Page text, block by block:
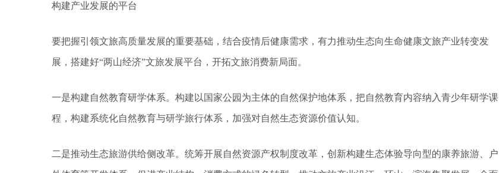
构建产业发展的平台
要把握引领文旅高质量发展的重要基础，结合疫情后健康需求，有力推动生态向生命健康文旅产业转变发
展，搭建好“两山经济”文旅发展平台，开拓文旅消费新局面。
一是构建自然教育研学体系。构建以国家公园为主体的自然保护地体系，把自然教育内容纳入青少年研学课
程，构建系统化自然教育与研学旅行体系，加强对自然生态资源价值认知。
二是推动生态旅游供给侧改革。统筹开展自然资源产权制度改革，创新构建生态体验导向型的康养旅游、户